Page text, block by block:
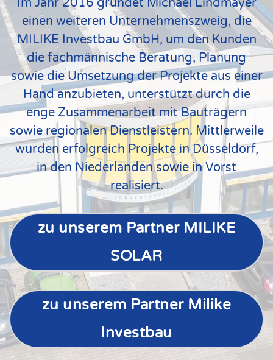
Im Jahr 2016 gründet Michael Lindmayer
einen weiteren Unternehmenszweig, die
MILIKE Investbau GmbH, um den Kunden
die fachmännische Beratung, Planung
sowie die Umsetzung der Projekte aus einer
Hand anzubieten, unterstützt durch die
enge Zusammenarbeit mit Bauträgern
sowie regionalen Dienstleistern. Mittlerweile
wurden erfolgreich Projekte in Düsseldorf,
in den Niederlanden sowie in Vorst
realisiert.
zu unserem Partner MILIKE
SOLAR
zu unserem Partner Milike
Investbau